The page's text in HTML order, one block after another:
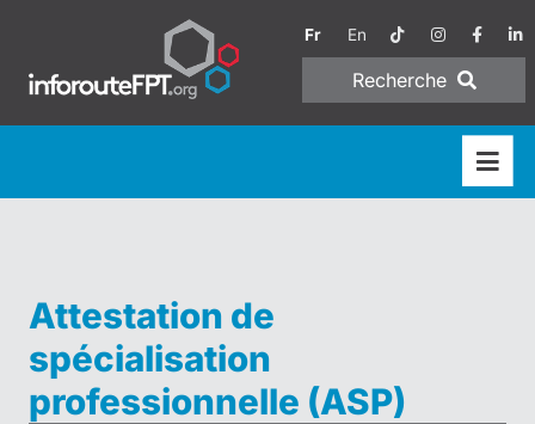
Fr En
Recherche
Attestation de
spécialisation
professionnelle (ASP)